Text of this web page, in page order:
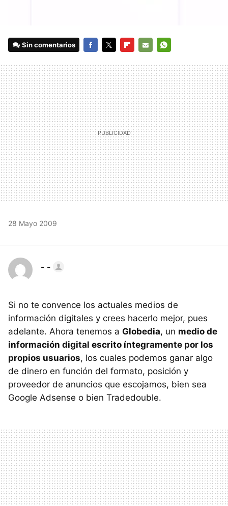
Sin comentarios
MAIL
28 Mayo 2009
- -
Si no te convence los actuales medios de
información digitales y crees hacerlo mejor, pues
adelante. Ahora tenemos a Globedia, un medio de
información digital escrito íntegramente por los
propios usuarios, los cuales podemos ganar algo
de dinero en función del formato, posición y
proveedor de anuncios que escojamos, bien sea
Google Adsense o bien Tradedouble.